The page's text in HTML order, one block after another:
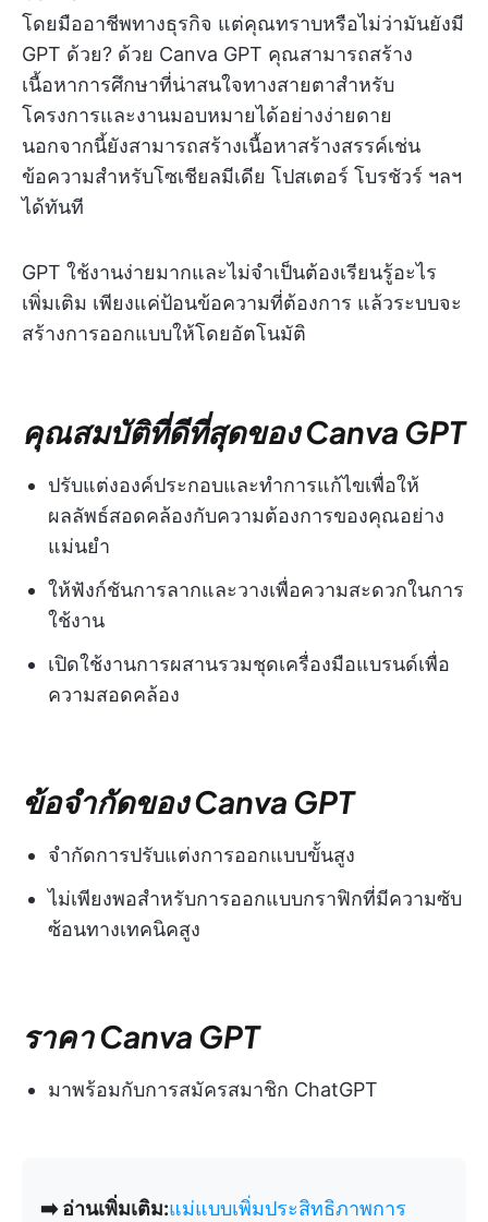
โดยมืออาชีพทางธุรกิจ แต่คุณทราบหรือไม่ว่ามันยังมี
GPT ด้วย? ด้วย Canva GPT คุณสามารถสร้าง
เนื้อหาการศึกษาที่น่าสนใจทางสายตาสำหรับ
โครงการและงานมอบหมายได้อย่างง่ายดาย
นอกจากนี้ยังสามารถสร้างเนื้อหาสร้างสรรค์เช่น
ข้อความสำหรับโซเชียลมีเดีย โปสเตอร์ โบรชัวร์ ฯลฯ
ได้ทันที
GPT ใช้งานง่ายมากและไม่จำเป็นต้องเรียนรู้อะไร
เพิ่มเติม เพียงแค่ป้อนข้อความที่ต้องการ แล้วระบบจะ
สร้างการออกแบบให้โดยอัตโนมัติ
คุณสมบัติที่ดีที่สุดของ Canva GPT
ปรับแต่งองค์ประกอบและทำการแก้ไขเพื่อให้
ผลลัพธ์สอดคล้องกับความต้องการของคุณอย่าง
แม่นยำ
ให้ฟังก์ชันการลากและวางเพื่อความสะดวกในการ
ใช้งาน
เปิดใช้งานการผสานรวมชุดเครื่องมือแบรนด์เพื่อ
ความสอดคล้อง
ข้อจำกัดของ Canva GPT
จำกัดการปรับแต่งการออกแบบขั้นสูง
ไม่เพียงพอสำหรับการออกแบบกราฟิกที่มีความซับ
ซ้อนทางเทคนิคสูง
ราคา Canva GPT
มาพร้อมกับการสมัครสมาชิก ChatGPT
➡️ อ่านเพิ่มเติม:แม่แบบเพิ่มประสิทธิภาพการ